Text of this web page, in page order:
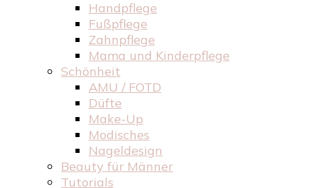
Handpflege
Fußpflege
Zahnpflege
Mama und Kinderpflege
Schönheit
AMU / FOTD
Düfte
Make-Up
Modisches
Nageldesign
Beauty für Männer
Tutorials